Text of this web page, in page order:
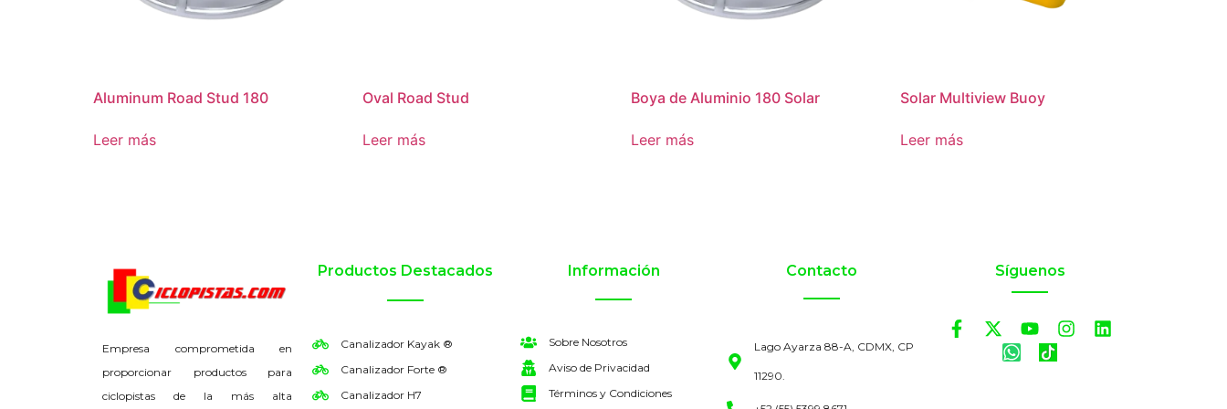
Aluminum Road Stud 180
Leer más
Oval Road Stud
Leer más
Boya de Aluminio 180 Solar
Leer más
Solar Multiview Buoy
Leer más
Empresa comprometida en
proporcionar productos para
ciclopistas de la más alta
Productos Destacados
Canalizador Kayak ®
Canalizador Forte ®
Canalizador H7
Información
Sobre Nosotros
Aviso de Privacidad
Términos y Condiciones
Contacto
Lago Ayarza 88-A, CDMX, CP
11290.
Síguenos